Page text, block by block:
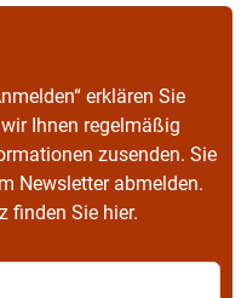
erklären Sie
Ihnen regelmäßig
zusenden. Sie
Newsletter abmelden.
finden Sie hier.